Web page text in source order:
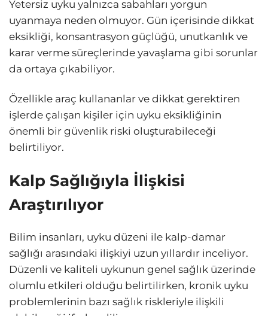
Yetersiz uyku yalnızca sabahları yorgun
uyanmaya neden olmuyor. Gün içerisinde dikkat
eksikliği, konsantrasyon güçlüğü, unutkanlık ve
karar verme süreçlerinde yavaşlama gibi sorunlar
da ortaya çıkabiliyor.
Özellikle araç kullananlar ve dikkat gerektiren
işlerde çalışan kişiler için uyku eksikliğinin
önemli bir güvenlik riski oluşturabileceği
belirtiliyor.
Kalp Sağlığıyla İlişkisi
Araştırılıyor
Bilim insanları, uyku düzeni ile kalp-damar
sağlığı arasındaki ilişkiyi uzun yıllardır inceliyor.
Düzenli ve kaliteli uykunun genel sağlık üzerinde
olumlu etkileri olduğu belirtilirken, kronik uyku
problemlerinin bazı sağlık riskleriyle ilişkili